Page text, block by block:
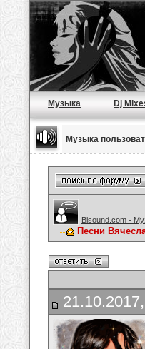
Музыка Dj
Музыка
Bisound.com -
Песни